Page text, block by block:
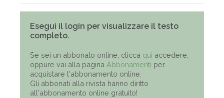
Esegui il login per visualizzare il testo
completo.
Se sei un abbonato online, clicca qui accedere,
oppure vai alla pagina Abbonamenti per
acquistare l'abbonamento online.
Gli abbonati alla rivista hanno diritto
all'abbonamento online gratuito!